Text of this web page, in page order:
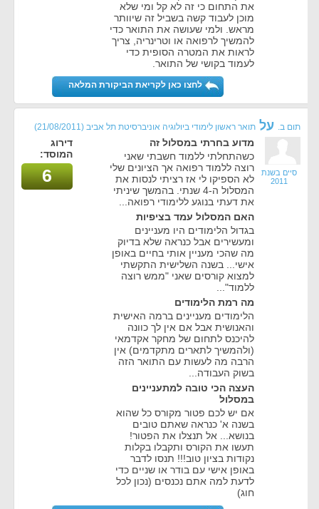
את התחום כי זה לא קל ומי שלא
מוכן לעבוד קשה בשביל זה שיוותר
מראש. ולמי שעושה את התואר כדי
להמשיך לרפואה או וטרינריה, צריך
לראות את המטרה הסופית כדי
לעמוד בקושי של התואר.
לחצו כאן לקריאת הביקורת המלאה
תום ב. על תואר ראשון לימודי ביולוגיה אוניברסיטת תל אביב (21/08/2011)
סיים בשנת
2011
מדוע בחרתי במסלול זה
כשהתחלתי ללמוד חשבתי שאני
רוצה ללמוד רפואה אך הציונים שלי
לא הספיקו לי אז רציתי לנסות את
המסלול ה-4 שנתי. בהמשך שיניתי
את דעתי בנוגע ללימודי רפואה...
האם המסלול עמד בציפיות
בגדול הלימודים היו מעניינים
ומעשירים אבל כנראה שלא בדיוק
מה שהכי מעניין אותי בחיים באופן
אישי... בשנה השלישית התקשתי
למצוא קורסים שאני "ממש רוצה
ללמוד"...
מה רמת הלימודים
הלימודים מעניינים ברמה האישית
והאנושית אבל אם אין לך כוונה
להיכנס לתחום של מחקר אקדמאי
(ולהמשיך לתארים מתקדמים) אין
הרבה מה לעשות עם התואר הזה
בשוק העבודה...
העצה הכי טובה למתעניינים
במסלול
אם יש לכם פטור מקורס כל שהוא
בשנה א' כנראה שאתם טובים
בנושא... אל תנצלו את הפטור!
תעשו את הקורס ותקבלו בקלות
נקודות בציון טוב!!! תנסו לדבר
באופן אישי עם בודר או שניים כדי
לדעת למה אתם נכנסים (נכון לכל
חוג)
דירוג
המוסד:
6